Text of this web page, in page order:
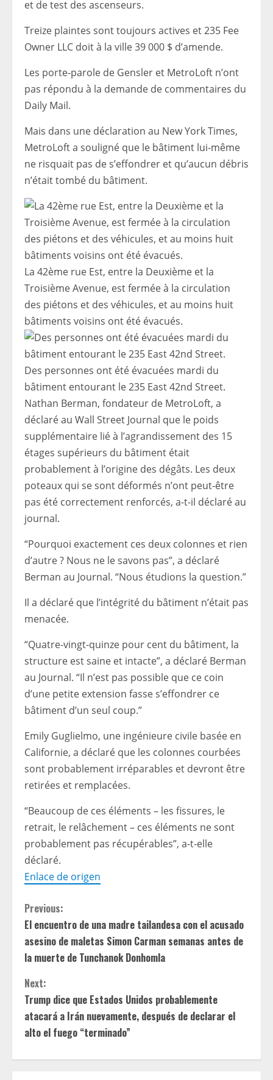
et de test des ascenseurs.
Treize plaintes sont toujours actives et 235 Fee
Owner LLC doit à la ville 39 000 $ d’amende.
Les porte-parole de Gensler et MetroLoft n’ont
pas répondu à la demande de commentaires du
Daily Mail.
Mais dans une déclaration au New York Times,
MetroLoft a souligné que le bâtiment lui-même
ne risquait pas de s’effondrer et qu’aucun débris
n’était tombé du bâtiment.
La 42ème rue Est, entre la Deuxième et la
Troisième Avenue, est fermée à la circulation
des piétons et des véhicules, et au moins huit
bâtiments voisins ont été évacués.
Des personnes ont été évacuées mardi du
bâtiment entourant le 235 East 42nd Street.
Nathan Berman, fondateur de MetroLoft, a
déclaré au Wall Street Journal que le poids
supplémentaire lié à l’agrandissement des 15
étages supérieurs du bâtiment était
probablement à l’origine des dégâts. Les deux
poteaux qui se sont déformés n’ont peut-être
pas été correctement renforcés, a-t-il déclaré au
journal.
“Pourquoi exactement ces deux colonnes et rien
d’autre ? Nous ne le savons pas”, a déclaré
Berman au Journal. “Nous étudions la question.”
Il a déclaré que l’intégrité du bâtiment n’était pas
menacée.
“Quatre-vingt-quinze pour cent du bâtiment, la
structure est saine et intacte”, a déclaré Berman
au Journal. “Il n’est pas possible que ce coin
d’une petite extension fasse s’effondrer ce
bâtiment d’un seul coup.”
Emily Guglielmo, une ingénieure civile basée en
Californie, a déclaré que les colonnes courbées
sont probablement irréparables et devront être
retirées et remplacées.
“Beaucoup de ces éléments – les fissures, le
retrait, le relâchement – ces éléments ne sont
probablement pas récupérables”, a-t-elle
déclaré.
Enlace de origen
C
o
n
t
i
n
u
Previous:
El encuentro de una madre tailandesa con el acusado
asesino de maletas Simon Carman semanas antes de
la muerte de Tunchanok Donhomla
Next:
Trump dice que Estados Unidos probablemente
atacará a Irán nuevamente, después de declarar el
alto el fuego “terminado”